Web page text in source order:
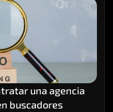
una agencia
buscadores